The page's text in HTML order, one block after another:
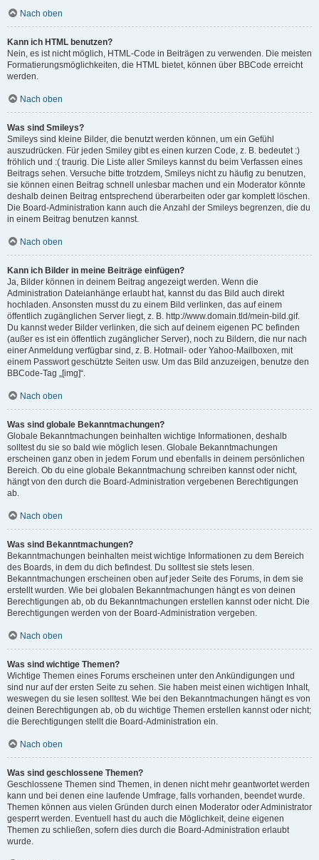
Nach oben
Kann ich HTML benutzen?
Nein, es ist nicht möglich, HTML-Code in Beiträgen zu verwenden. Die meisten
Formatierungsmöglichkeiten, die HTML bietet, können über BBCode erreicht
werden.
Nach oben
Was sind Smileys?
Smileys sind kleine Bilder, die benutzt werden können, um ein Gefühl
auszudrücken. Für jeden Smiley gibt es einen kurzen Code, z. B. bedeutet :)
fröhlich und :( traurig. Die Liste aller Smileys kannst du beim Verfassen eines
Beitrags sehen. Versuche bitte trotzdem, Smileys nicht zu häufig zu benutzen,
sie können einen Beitrag schnell unlesbar machen und ein Moderator könnte
deshalb deinen Beitrag entsprechend überarbeiten oder gar komplett löschen.
Die Board-Administration kann auch die Anzahl der Smileys begrenzen, die du
in einem Beitrag benutzen kannst.
Nach oben
Kann ich Bilder in meine Beiträge einfügen?
Ja, Bilder können in deinem Beitrag angezeigt werden. Wenn die
Administration Dateianhänge erlaubt hat, kannst du das Bild auch direkt
hochladen. Ansonsten musst du zu einem Bild verlinken, das auf einem
öffentlich zugänglichen Server liegt, z. B. http://www.domain.tld/mein-bild.gif.
Du kannst weder Bilder verlinken, die sich auf deinem eigenen PC befinden
(außer es ist ein öffentlich zugänglicher Server), noch zu Bildern, die nur nach
einer Anmeldung verfügbar sind, z. B. Hotmail- oder Yahoo-Mailboxen, mit
einem Passwort geschützte Seiten usw. Um das Bild anzuzeigen, benutze den
BBCode-Tag „[img]“.
Nach oben
Was sind globale Bekanntmachungen?
Globale Bekanntmachungen beinhalten wichtige Informationen, deshalb
solltest du sie so bald wie möglich lesen. Globale Bekanntmachungen
erscheinen ganz oben in jedem Forum und ebenfalls in deinem persönlichen
Bereich. Ob du eine globale Bekanntmachung schreiben kannst oder nicht,
hängt von den durch die Board-Administration vergebenen Berechtigungen
ab.
Nach oben
Was sind Bekanntmachungen?
Bekanntmachungen beinhalten meist wichtige Informationen zu dem Bereich
des Boards, in dem du dich befindest. Du solltest sie stets lesen.
Bekanntmachungen erscheinen oben auf jeder Seite des Forums, in dem sie
erstellt wurden. Wie bei globalen Bekanntmachungen hängt es von deinen
Berechtigungen ab, ob du Bekanntmachungen erstellen kannst oder nicht. Die
Berechtigungen werden von der Board-Administration vergeben.
Nach oben
Was sind wichtige Themen?
Wichtige Themen eines Forums erscheinen unter den Ankündigungen und
sind nur auf der ersten Seite zu sehen. Sie haben meist einen wichtigen Inhalt,
weswegen du sie lesen solltest. Wie bei den Bekanntmachungen hängt es von
deinen Berechtigungen ab, ob du wichtige Themen erstellen kannst oder nicht;
die Berechtigungen stellt die Board-Administration ein.
Nach oben
Was sind geschlossene Themen?
Geschlossene Themen sind Themen, in denen nicht mehr geantwortet werden
kann und bei denen eine laufende Umfrage, falls vorhanden, beendet wurde.
Themen können aus vielen Gründen durch einen Moderator oder Administrator
gesperrt werden. Eventuell hast du auch die Möglichkeit, deine eigenen
Themen zu schließen, sofern dies durch die Board-Administration erlaubt
wurde.